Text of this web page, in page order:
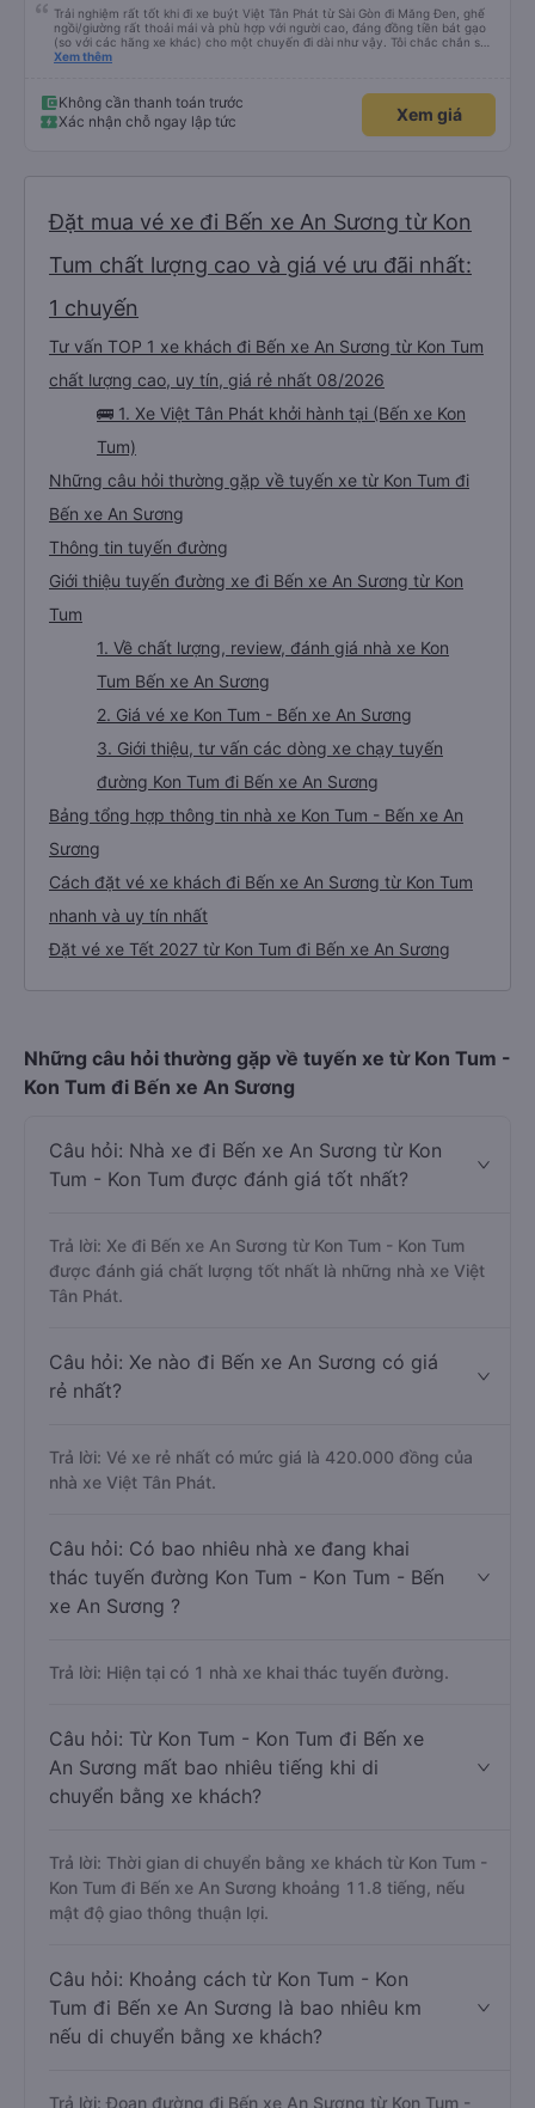
Trải nghiệm rất tốt khi đi xe buýt Việt Tân Phát từ Sài Gòn đi Măng Đen, ghế
ngồi/giường rất thoải mái và phù hợp với người cao, đáng đồng tiền bát gạo
(so với các hãng xe khác) cho một chuyến đi dài như vậy. Tôi chắc chắn sẽ
sử dụng lại sau.
Xem thêm
Không cần thanh toán trước
Xác nhận chỗ ngay lập tức
Xem giá
Đặt mua vé xe đi Bến xe An Sương từ Kon
Tum chất lượng cao và giá vé ưu đãi nhất:
1 chuyến
Tư vấn TOP 1 xe khách đi Bến xe An Sương từ Kon Tum
chất lượng cao, uy tín, giá rẻ nhất 08/2026
🚌 1. Xe Việt Tân Phát khởi hành tại (Bến xe Kon
Tum)
Những câu hỏi thường gặp về tuyến xe từ Kon Tum đi
Bến xe An Sương
Thông tin tuyến đường
Giới thiệu tuyến đường xe đi Bến xe An Sương từ Kon
Tum
1. Về chất lượng, review, đánh giá nhà xe Kon
Tum Bến xe An Sương
2. Giá vé xe Kon Tum - Bến xe An Sương
3. Giới thiệu, tư vấn các dòng xe chạy tuyến
đường Kon Tum đi Bến xe An Sương
Bảng tổng hợp thông tin nhà xe Kon Tum - Bến xe An
Sương
Cách đặt vé xe khách đi Bến xe An Sương từ Kon Tum
nhanh và uy tín nhất
Đặt vé xe Tết 2027 từ Kon Tum đi Bến xe An Sương
Những câu hỏi thường gặp về tuyến xe từ Kon Tum -
Kon Tum đi Bến xe An Sương
Câu hỏi: Nhà xe đi Bến xe An Sương từ Kon
Tum - Kon Tum được đánh giá tốt nhất?
Trả lời: Xe đi Bến xe An Sương từ Kon Tum - Kon Tum
được đánh giá chất lượng tốt nhất là những nhà xe Việt
Tân Phát.
Câu hỏi: Xe nào đi Bến xe An Sương có giá
rẻ nhất?
Trả lời: Vé xe rẻ nhất có mức giá là 420.000 đồng của
nhà xe Việt Tân Phát.
Câu hỏi: Có bao nhiêu nhà xe đang khai
thác tuyến đường Kon Tum - Kon Tum - Bến
xe An Sương ?
Trả lời: Hiện tại có 1 nhà xe khai thác tuyến đường.
Câu hỏi: Từ Kon Tum - Kon Tum đi Bến xe
An Sương mất bao nhiêu tiếng khi di
chuyển bằng xe khách?
Trả lời: Thời gian di chuyển bằng xe khách từ Kon Tum -
Kon Tum đi Bến xe An Sương khoảng 11.8 tiếng, nếu
mật độ giao thông thuận lợi.
Câu hỏi: Khoảng cách từ Kon Tum - Kon
Tum đi Bến xe An Sương là bao nhiêu km
nếu di chuyển bằng xe khách?
Trả lời: Đoạn đường đi Bến xe An Sương từ Kon Tum -